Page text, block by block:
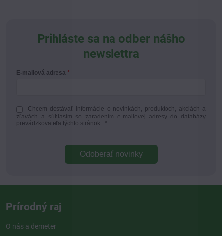
Prihláste sa na odber nášho
newslettra
E-mailová adresa
Chcem dostávať informácie o novinkách, produktoch, akciách a
zľavách a súhlasím so zaradením e-mailovej adresy do databázy
prevádzkovateľa týchto stránok.
*
Odoberať novinky
Prírodný raj
O nás a demeter